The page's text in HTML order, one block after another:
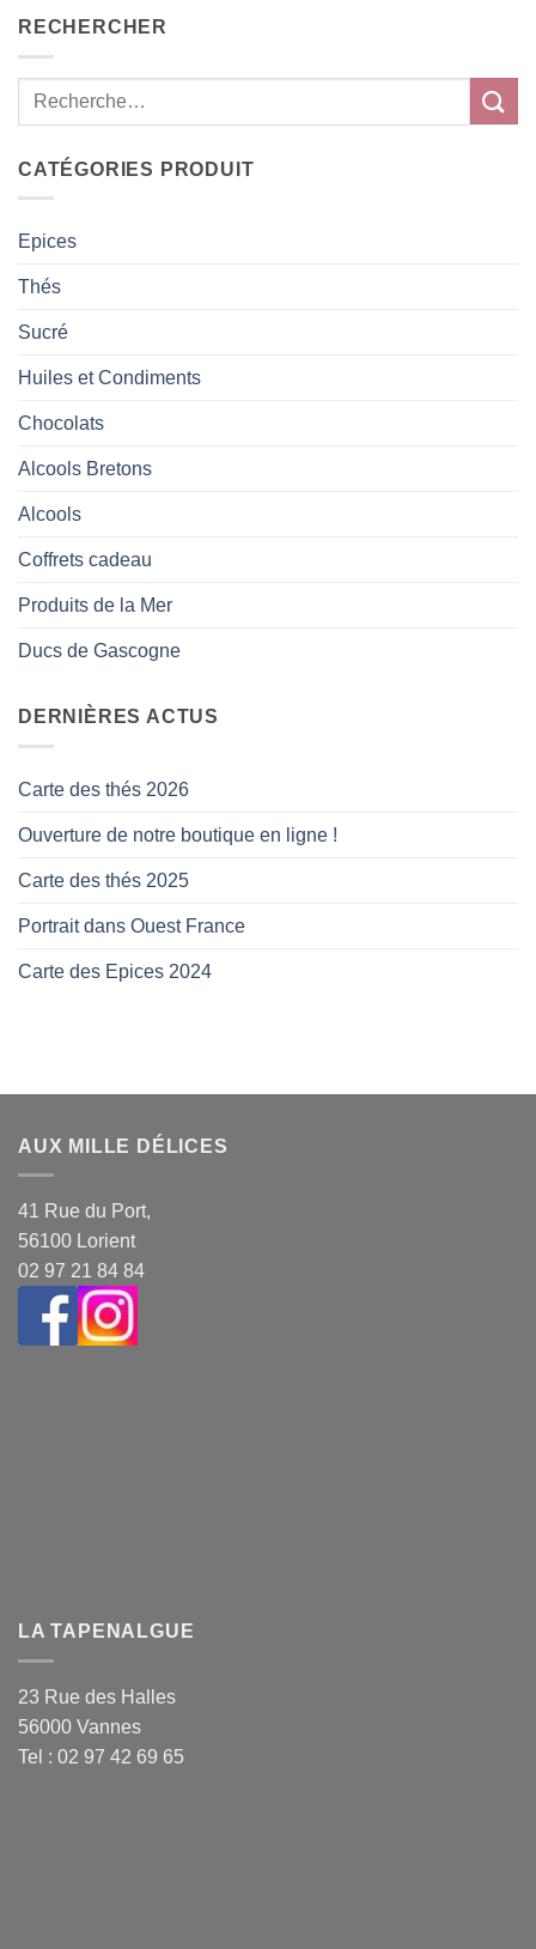
RECHERCHER
CATÉGORIES PRODUIT
Epices
Thés
Sucré
Huiles et Condiments
Chocolats
Alcools Bretons
Alcools
Coffrets cadeau
Produits de la Mer
Ducs de Gascogne
DERNIÈRES ACTUS
Carte des thés 2026
Ouverture de notre boutique en ligne !
Carte des thés 2025
Portrait dans Ouest France
Carte des Epices 2024
AUX MILLE DÉLICES
41 Rue du Port,
56100 Lorient
02 97 21 84 84
LA TAPENALGUE
23 Rue des Halles
56000 Vannes
Tel : 02 97 42 69 65